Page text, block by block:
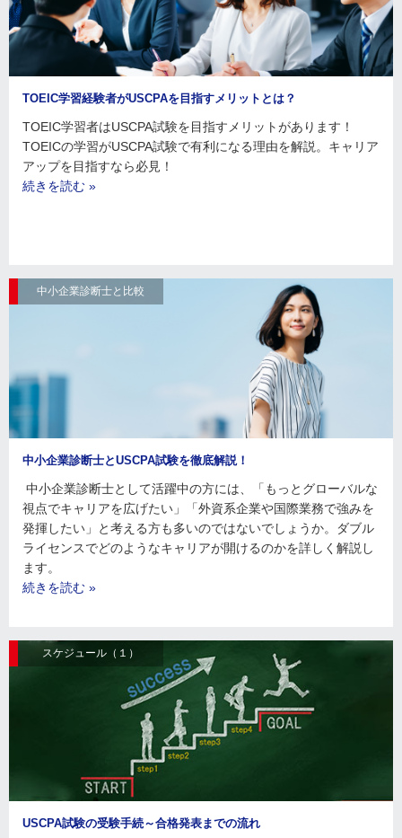
TOEIC学習経験者がUSCPAを目指すメリットとは？
TOEIC学習者はUSCPA試験を目指すメリットがあります！
TOEICの学習がUSCPA試験で有利になる理由を解説。キャリア
アップを目指すなら必見！
続きを読む »
中小企業診断士と比較
中小企業診断士とUSCPA試験を徹底解説！
中小企業診断士として活躍中の方には、「もっとグローバルな
視点でキャリアを広げたい」「外資系企業や国際業務で強みを
発揮したい」と考える方も多いのではないでしょうか。ダブル
ライセンスでどのようなキャリアが開けるのかを詳しく解説し
ます。
続きを読む »
スケジュール（１）
USCPA試験の受験手続～合格発表までの流れ